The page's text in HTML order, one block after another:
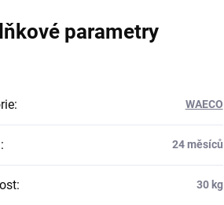
parametry
: WAECO
: 24 měsíců
: 30 kg